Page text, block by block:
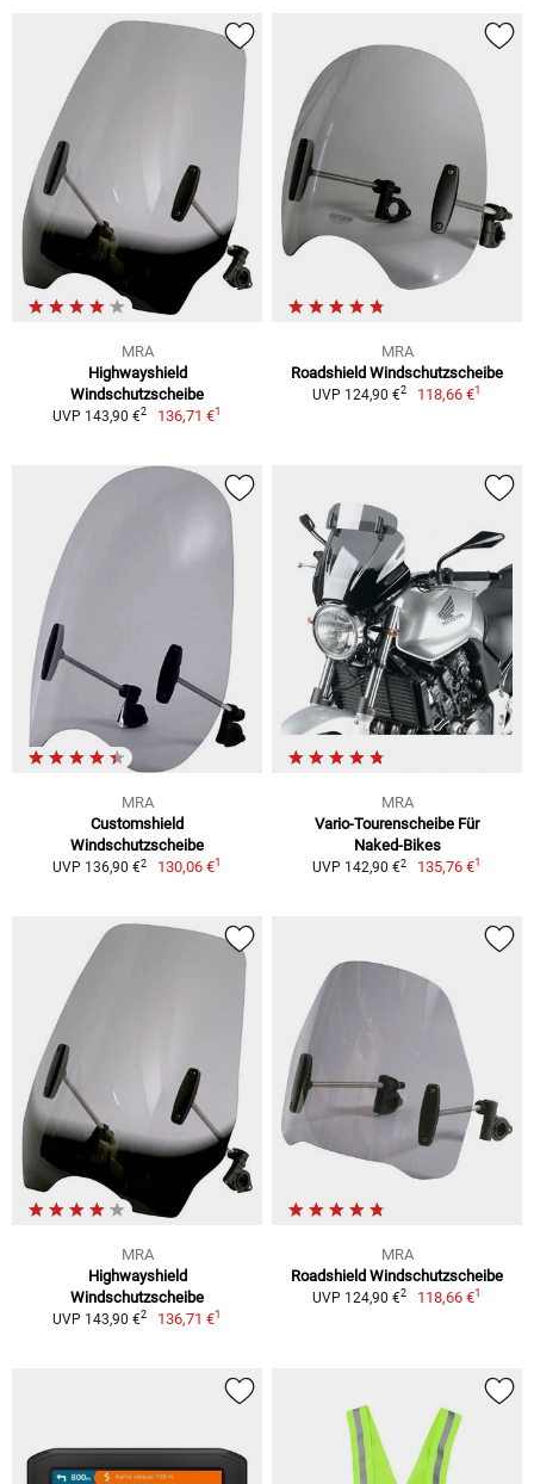
MRA
Highwayshield
Windschutzscheibe
UVP 143,90 €2 136,71 €1
MRA
Roadshield Windschutzscheibe
UVP 124,90 €2 118,66 €1
MRA
Customshield
Windschutzscheibe
UVP 136,90 €2 130,06 €1
MRA
Vario-Tourenscheibe Für
Naked-Bikes
UVP 142,90 €2 135,76 €1
MRA
Highwayshield
Windschutzscheibe
UVP 143,90 €2 136,71 €1
MRA
Roadshield Windschutzscheibe
UVP 124,90 €2 118,66 €1